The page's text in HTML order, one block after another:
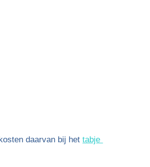
daarvan bij hettabje